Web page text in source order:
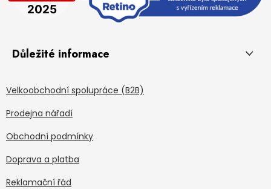
Důležité informace
Velkoobchodní spolupráce (B2B)
Prodejna nářadí
Obchodní podmínky
Doprava a platba
Reklamační řád